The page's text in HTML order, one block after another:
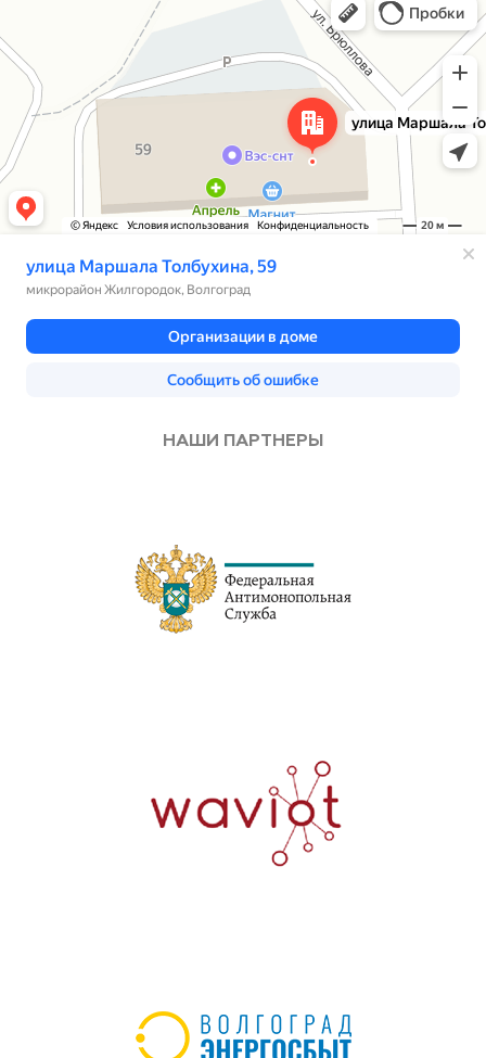
НАШИ ПАРТНЕРЫ